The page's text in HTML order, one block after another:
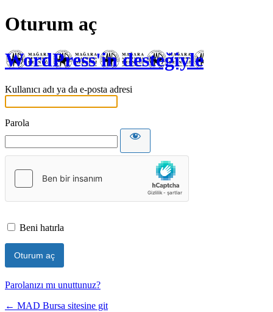
Oturum aç
WordPress'in desteğiyle
Kullanıcı adı ya da e-posta adresi
Parola
Beni hatırla
Parolanızı mı unuttunuz?
← MAD Bursa sitesine git